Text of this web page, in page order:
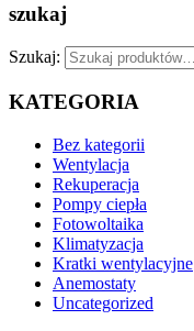
szukaj
Szukaj:
KATEGORIA
Bez kategorii
Wentylacja
Rekuperacja
Pompy ciepła
Fotowoltaika
Klimatyzacja
Kratki wentylacyjne
Anemostaty
Uncategorized